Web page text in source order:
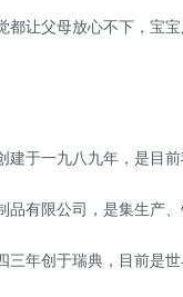
让父母放心不下，宝
一九八九年，是目前
限公司，是集生产、
创于瑞典，目前是世